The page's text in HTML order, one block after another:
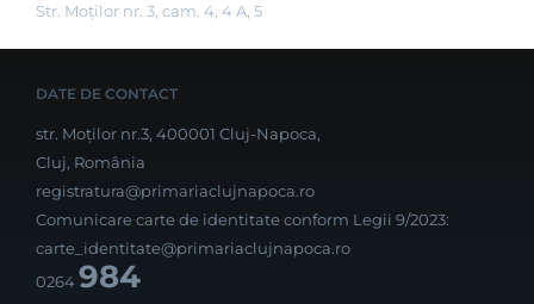
Str. Moţilor nr. 3, cam. 4, 4 A, 5
DATE DE CONTACT
str. Moților nr.3, 400001 Cluj-Napoca,
Cluj, România
registratura@primariaclujnapoca.ro
Comunicare carte de identitate conform Legii 9/2023:
carte_identitate@primariaclujnapoca.ro
0264984